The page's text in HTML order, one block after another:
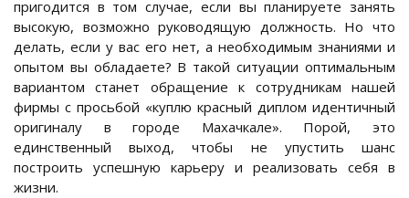
пригодится в том случае, если вы планируете занять
высокую, возможно руководящую должность. Но что
делать, если у вас его нет, а необходимым знаниями и
опытом вы обладаете? В такой ситуации оптимальным
вариантом станет обращение к сотрудникам нашей
фирмы с просьбой «куплю красный диплом идентичный
оригиналу в городе Махачкале». Порой, это
единственный выход, чтобы не упустить шанс
построить успешную карьеру и реализовать себя в
жизни.